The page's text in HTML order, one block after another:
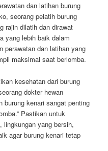
dan latihan burung
seorang pelatih burung
rajin dilatih dan dirawat
yang lebih baik dalam
perawatan dan latihan yang
maksimal saat berlomba.
kesehatan dari burung
dokter hewan
burung kenari sangat penting
Pastikan untuk
lingkungan yang bersih,
agar burung kenari tetap